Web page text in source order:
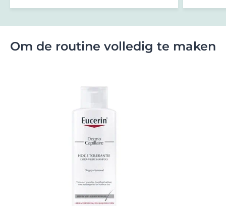
Om de routine volledig te maken